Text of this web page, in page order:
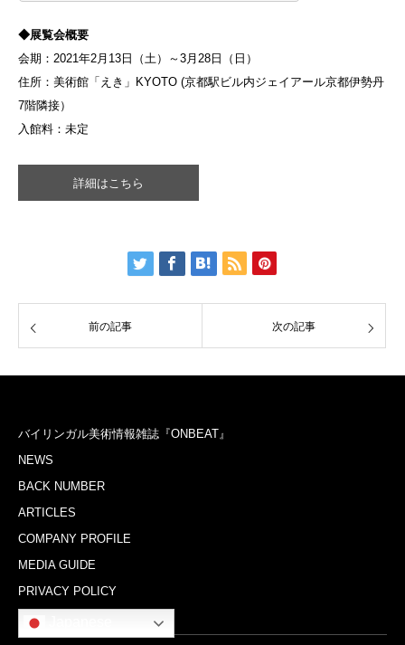
◆展覧会概要
会期：2021年2月13日（土）～3月28日（日）
住所：美術館「えき」KYOTO (京都駅ビル内ジェイアール京都伊勢丹
7階隣接）
入館料：未定
詳細はこちら
前の記事 次の記事
バイリンガル美術情報雑誌『ONBEAT』
NEWS
BACK NUMBER
ARTICLES
COMPANY PROFILE
MEDIA GUIDE
PRIVACY POLICY